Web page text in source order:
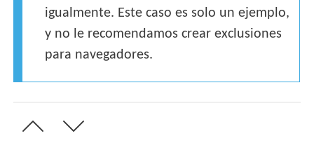
igualmente. Este caso es solo un ejemplo,
y no le recomendamos crear exclusiones
para navegadores.